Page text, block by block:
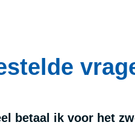
betaal ik voor het